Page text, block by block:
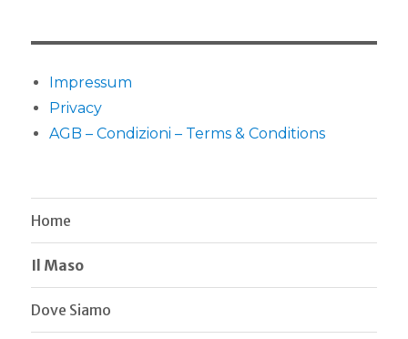
Impressum
Privacy
AGB – Condizioni – Terms & Conditions
Home
Il Maso
Dove Siamo